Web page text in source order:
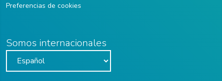
Preferencias de cookies
Somos internacionales